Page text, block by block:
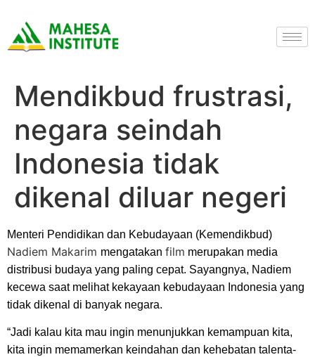
Mendikbud frustrasi,
negara seindah
Indonesia tidak
dikenal diluar negeri
Menteri Pendidikan dan Kebudayaan (Kemendikbud)
Nadiem Makarim mengatakan film merupakan media
distribusi budaya yang paling cepat. Sayangnya, Nadiem
kecewa saat melihat kekayaan kebudayaan Indonesia yang
tidak dikenal di banyak negara.
“Jadi kalau kita mau ingin menunjukkan kemampuan kita,
kita ingin memamerkan keindahan dan kehebatan talenta-